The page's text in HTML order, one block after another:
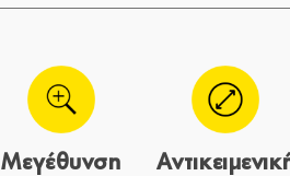
Μεγέθυνση